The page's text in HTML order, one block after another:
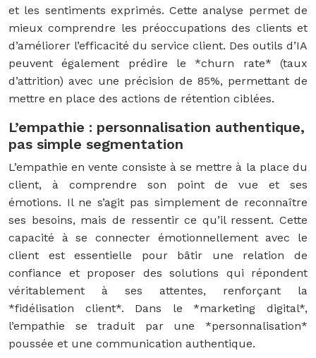
et les sentiments exprimés. Cette analyse permet de
mieux comprendre les préoccupations des clients et
d’améliorer l’efficacité du service client. Des outils d’IA
peuvent également prédire le *churn rate* (taux
d’attrition) avec une précision de 85%, permettant de
mettre en place des actions de rétention ciblées.
L’empathie : personnalisation authentique,
pas simple segmentation
L’empathie en vente consiste à se mettre à la place du
client, à comprendre son point de vue et ses
émotions. Il ne s’agit pas simplement de reconnaître
ses besoins, mais de ressentir ce qu’il ressent. Cette
capacité à se connecter émotionnellement avec le
client est essentielle pour bâtir une relation de
confiance et proposer des solutions qui répondent
véritablement à ses attentes, renforçant la
*fidélisation client*. Dans le *marketing digital*,
l’empathie se traduit par une *personnalisation*
poussée et une communication authentique.